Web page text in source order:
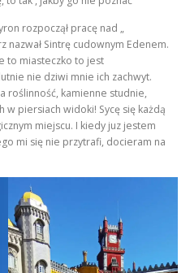
rozpoczął pracę nad „
nazwał Sintrę cudownym Edenem.
to miasteczko to jest
nie dziwi mnie ich zachwyt.
roślinność, kamienne studnie,
piersiach widoki! Sycę się każdą
miejscu. I kiedy juz jestem
mi się nie przytrafi, docieram na